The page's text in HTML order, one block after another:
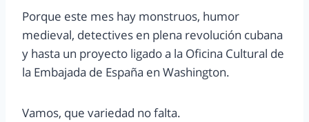
Porque este mes hay monstruos, humor
medieval, detectives en plena revolución cubana
y hasta un proyecto ligado a la Oficina Cultural de
la Embajada de España en Washington.
Vamos, que variedad no falta.